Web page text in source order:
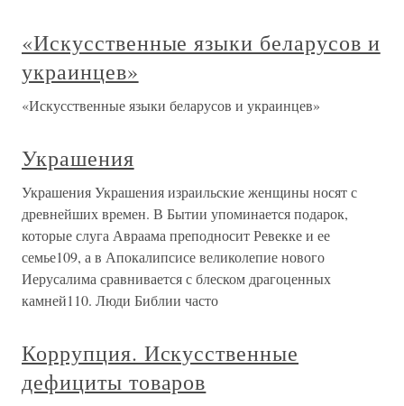
«Искусственные языки беларусов и
украинцев»
«Искусственные языки беларусов и украинцев»
Украшения
Украшения Украшения израильские женщины носят с
древнейших времен. В Бытии упоминается подарок,
которые слуга Авраама преподносит Ревекке и ее
семье109, а в Апокалипсисе великолепие нового
Иерусалима сравнивается с блеском драгоценных
камней110. Люди Библии часто
Коррупция. Искусственные
дефициты товаров